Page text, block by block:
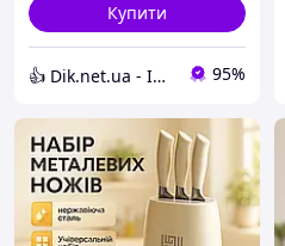
Купити
👍 Dik.net.ua - Інтернет магазин 95%